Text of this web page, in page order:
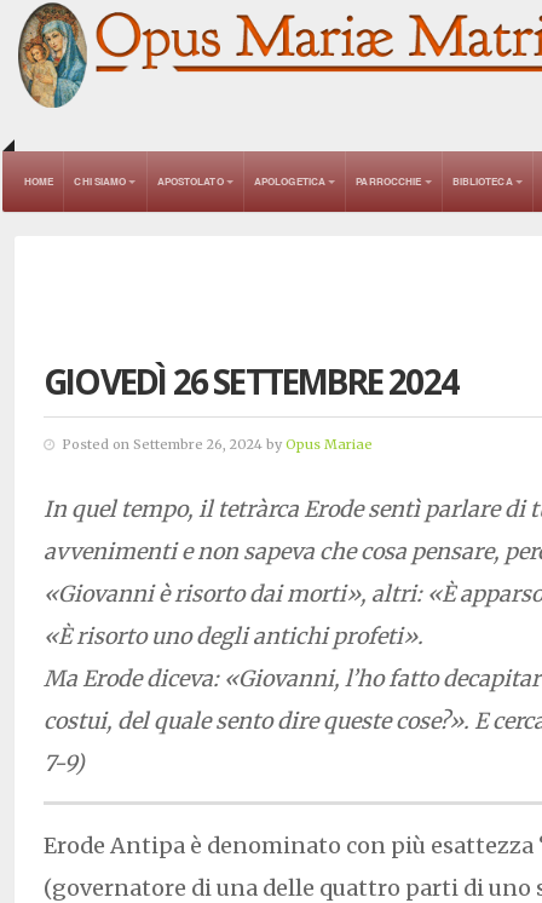
HOME CHI SIAMO APOSTOLATO APOLOGETICA PARROCCHIE BIBLIOTECA
GIOVEDÌ 26 SETTEMBRE 2024
Posted on Settembre 26, 2024 by Opus Mariae
In quel tempo, il tetràrca Erode sentì parlare di
avvenimenti e non sapeva che cosa pensare,
«Giovanni è risorto dai morti», altri: «È
«È risorto uno degli antichi profeti».
Ma Erode diceva: «Giovanni, l’ho fatto
costui, del quale sento dire queste cose?». E
7-9)
Erode Antipa è denominato con più esattezza
(governatore di una delle quattro parti di